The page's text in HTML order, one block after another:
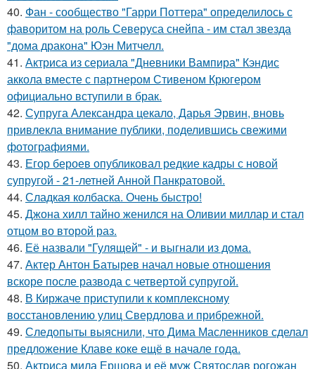
40. Фан - сообщество "Гарри Поттера" определилось с
фаворитом на роль Северуса снейпа - им стал звезда
"дома дракона" Юэн Митчелл.
41. Актриса из сериала "Дневники Вампира" Кэндис
аккола вместе с партнером Стивеном Крюгером
официально вступили в брак.
42. Супруга Александра цекало, Дарья Эрвин, вновь
привлекла внимание публики, поделившись свежими
фотографиями.
43. Егор бероев опубликовал редкие кадры с новой
супругой - 21-летней Анной Панкратовой.
44. Сладкая колбаска. Очень быстро!
45. Джона хилл тайно женился на Оливии миллар и стал
отцом во второй раз.
46. Её назвали "Гулящей" - и выгнали из дома.
47. Актер Антон Батырев начал новые отношения
вскоре после развода с четвертой супругой.
48. В Киржаче приступили к комплексному
восстановлению улиц Свердлова и прибрежной.
49. Следопыты выяснили, что Дима Масленников сделал
предложение Клаве коке ещё в начале года.
50. Актриса мила Ершова и её муж Святослав рогожан